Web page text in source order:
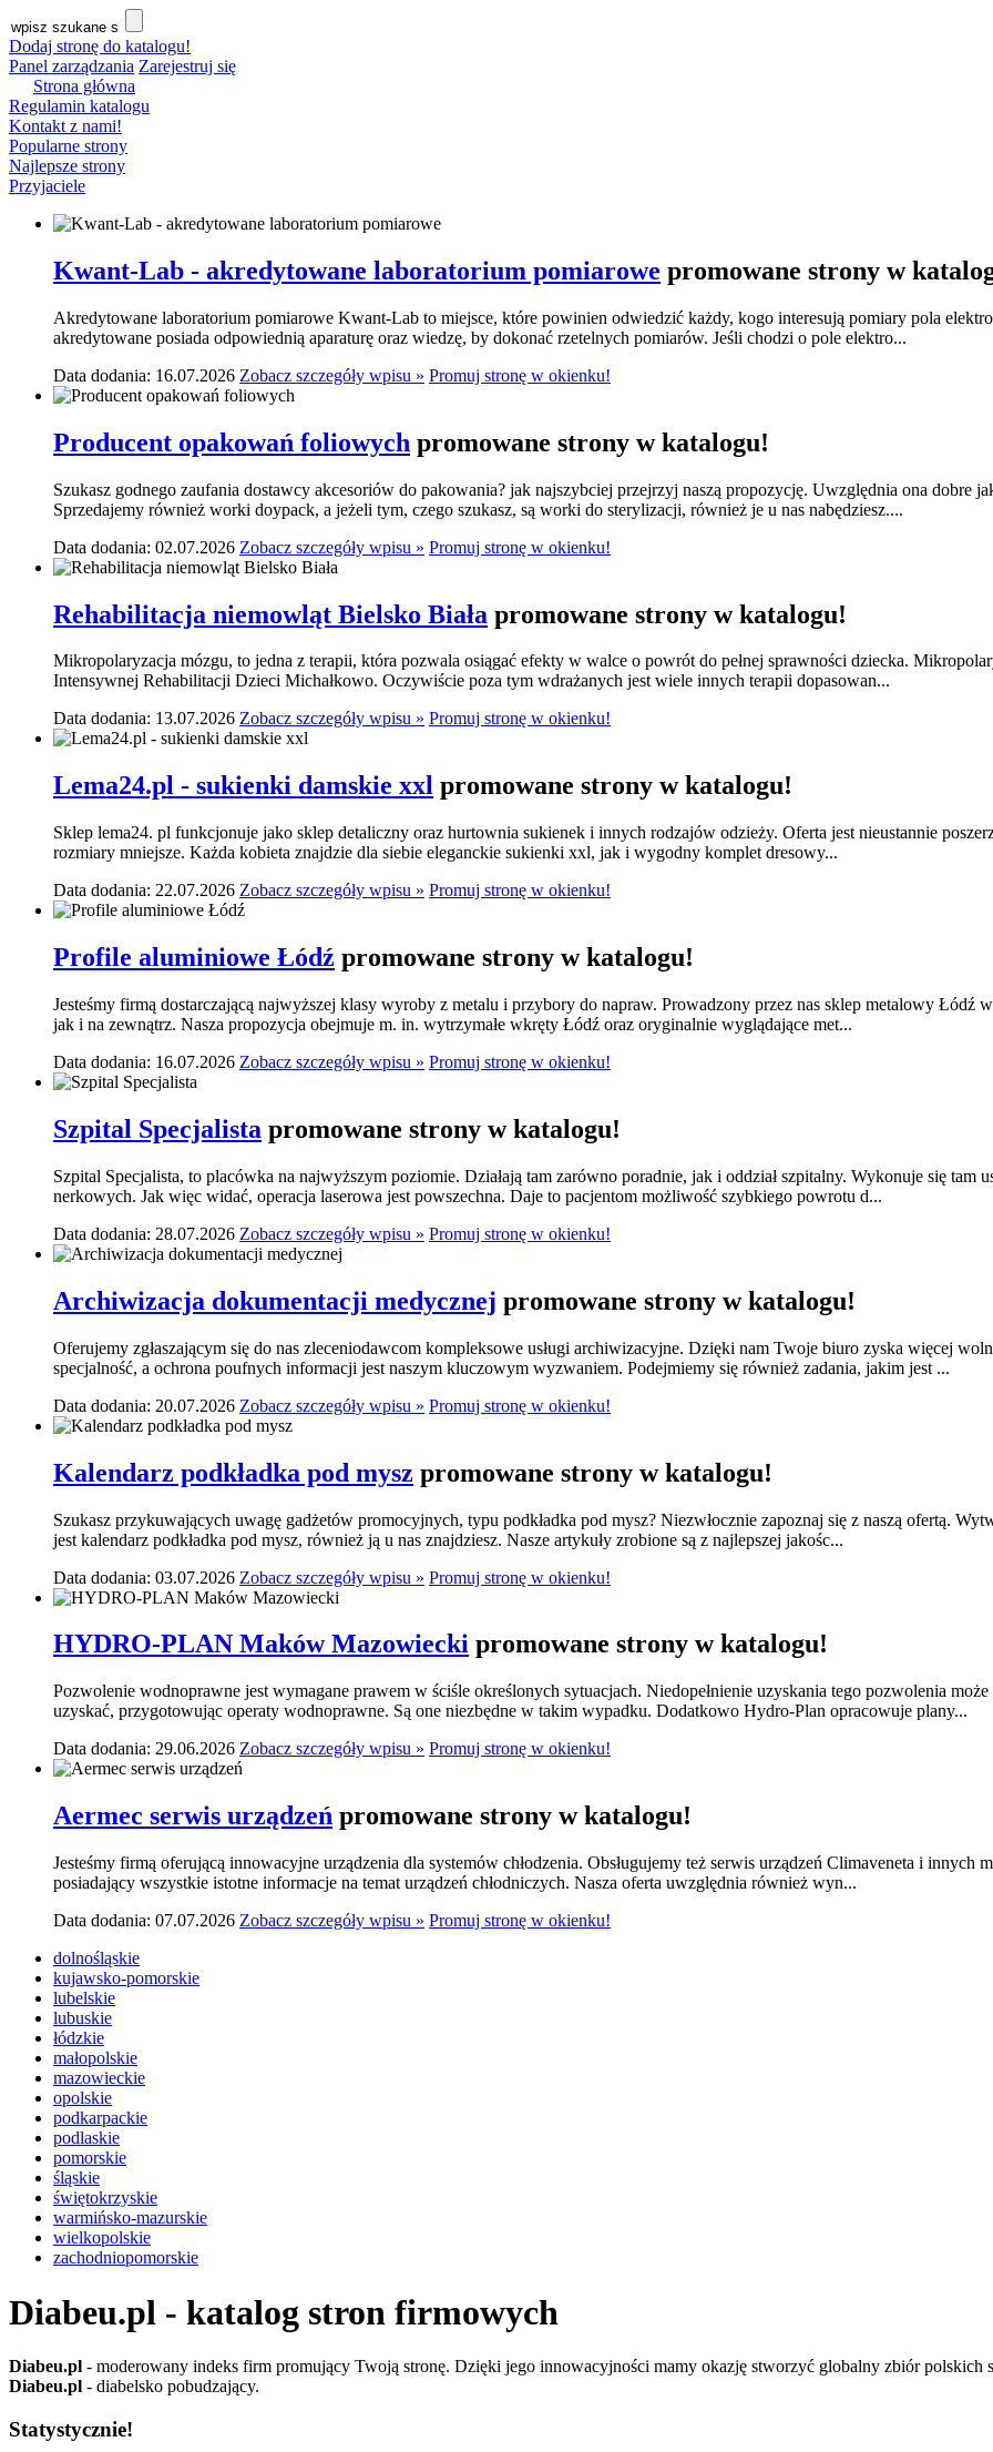
Dodaj stronę do katalogu!
Panel zarządzania Zarejestruj się
Strona główna
Regulamin katalogu
Kontakt z nami!
Popularne strony
Najlepsze strony
Przyjaciele
Kwant-Lab - akredytowane laboratorium pomiarowe promowane strony w
Akredytowane laboratorium pomiarowe Kwant-Lab to miejsce, które powinien odwiedzić każdy, kogo interesują pomiary pola
akredytowane posiada odpowiednią aparaturę oraz wiedzę, by dokonać rzetelnych pomiarów. Jeśli chodzi o pole elektro...
Data dodania: 16.07.2026 Zobacz szczegóły wpisu » Promuj stronę w okienku!
Producent opakowań foliowych promowane strony w katalogu!
Szukasz godnego zaufania dostawcy akcesoriów do pakowania? jak najszybciej przejrzyj naszą propozycję. Uwzględnia ona dobre
Sprzedajemy również worki doypack, a jeżeli tym, czego szukasz, są worki do sterylizacji, również je u nas nabędziesz....
Data dodania: 02.07.2026 Zobacz szczegóły wpisu » Promuj stronę w okienku!
Rehabilitacja niemowląt Bielsko Biała promowane strony w katalogu!
Mikropolaryzacja mózgu, to jedna z terapii, która pozwala osiągać efekty w walce o powrót do pełnej sprawności dziecka.
Intensywnej Rehabilitacji Dzieci Michałkowo. Oczywiście poza tym wdrażanych jest wiele innych terapii dopasowan...
Data dodania: 13.07.2026 Zobacz szczegóły wpisu » Promuj stronę w okienku!
Lema24.pl - sukienki damskie xxl promowane strony w katalogu!
Sklep lema24. pl funkcjonuje jako sklep detaliczny oraz hurtownia sukienek i innych rodzajów odzieży. Oferta jest nieustannie
rozmiary mniejsze. Każda kobieta znajdzie dla siebie eleganckie sukienki xxl, jak i wygodny komplet dresowy...
Data dodania: 22.07.2026 Zobacz szczegóły wpisu » Promuj stronę w okienku!
Profile aluminiowe Łódź promowane strony w katalogu!
Jesteśmy firmą dostarczającą najwyższej klasy wyroby z metalu i przybory do napraw. Prowadzony przez nas sklep metalowy Łódź
jak i na zewnątrz. Nasza propozycja obejmuje m. in. wytrzymałe wkręty Łódź oraz oryginalnie wyglądające met...
Data dodania: 16.07.2026 Zobacz szczegóły wpisu » Promuj stronę w okienku!
Szpital Specjalista promowane strony w katalogu!
Szpital Specjalista, to placówka na najwyższym poziomie. Działają tam zarówno poradnie, jak i oddział szpitalny. Wykonuje się tam
nerkowych. Jak więc widać, operacja laserowa jest powszechna. Daje to pacjentom możliwość szybkiego powrotu d...
Data dodania: 28.07.2026 Zobacz szczegóły wpisu » Promuj stronę w okienku!
Archiwizacja dokumentacji medycznej promowane strony w katalogu!
Oferujemy zgłaszającym się do nas zleceniodawcom kompleksowe usługi archiwizacyjne. Dzięki nam Twoje biuro zyska więcej
specjalność, a ochrona poufnych informacji jest naszym kluczowym wyzwaniem. Podejmiemy się również zadania, jakim jest ...
Data dodania: 20.07.2026 Zobacz szczegóły wpisu » Promuj stronę w okienku!
Kalendarz podkładka pod mysz promowane strony w katalogu!
Szukasz przykuwających uwagę gadżetów promocyjnych, typu podkładka pod mysz? Niezwłocznie zapoznaj się z naszą ofertą.
jest kalendarz podkładka pod mysz, również ją u nas znajdziesz. Nasze artykuły zrobione są z najlepszej jakośc...
Data dodania: 03.07.2026 Zobacz szczegóły wpisu » Promuj stronę w okienku!
HYDRO-PLAN Maków Mazowiecki promowane strony w katalogu!
Pozwolenie wodnoprawne jest wymagane prawem w ściśle określonych sytuacjach. Niedopełnienie uzyskania tego pozwolenia
uzyskać, przygotowując operaty wodnoprawne. Są one niezbędne w takim wypadku. Dodatkowo Hydro-Plan opracowuje plany...
Data dodania: 29.06.2026 Zobacz szczegóły wpisu » Promuj stronę w okienku!
Aermec serwis urządzeń promowane strony w katalogu!
Jesteśmy firmą oferującą innowacyjne urządzenia dla systemów chłodzenia. Obsługujemy też serwis urządzeń Climaveneta i
posiadający wszystkie istotne informacje na temat urządzeń chłodniczych. Nasza oferta uwzględnia również wyn...
Data dodania: 07.07.2026 Zobacz szczegóły wpisu » Promuj stronę w okienku!
dolnośląskie
kujawsko-pomorskie
lubelskie
lubuskie
łódzkie
małopolskie
mazowieckie
opolskie
podkarpackie
podlaskie
pomorskie
śląskie
świętokrzyskie
warmińsko-mazurskie
wielkopolskie
zachodniopomorskie
Diabeu.pl - katalog stron firmowych
Diabeu.pl - moderowany indeks firm promujący Twoją stronę. Dzięki jego innowacyjności mamy okazję stworzyć globalny zbiór
Diabeu.pl - diabelsko pobudzający.
Statystycznie!